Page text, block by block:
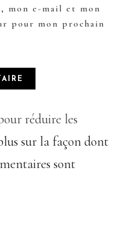
mon e-mail et mon
pour mon prochain
réduire les
sur la façon dont
sont